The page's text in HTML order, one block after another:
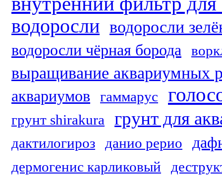
водоросли водоросли
водоросли чёрная борода
выращивание аквариумных
аквариумов гаммарус
грунт shirakura грунт для
дактилогироз данио рерио
дермогенис карликовый